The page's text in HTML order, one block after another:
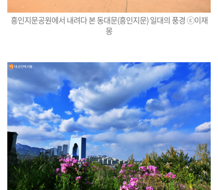
흥인지문공원에서 내려다 본 동대문(흥인지문) 일대의 풍경 ⓒ이재
몽